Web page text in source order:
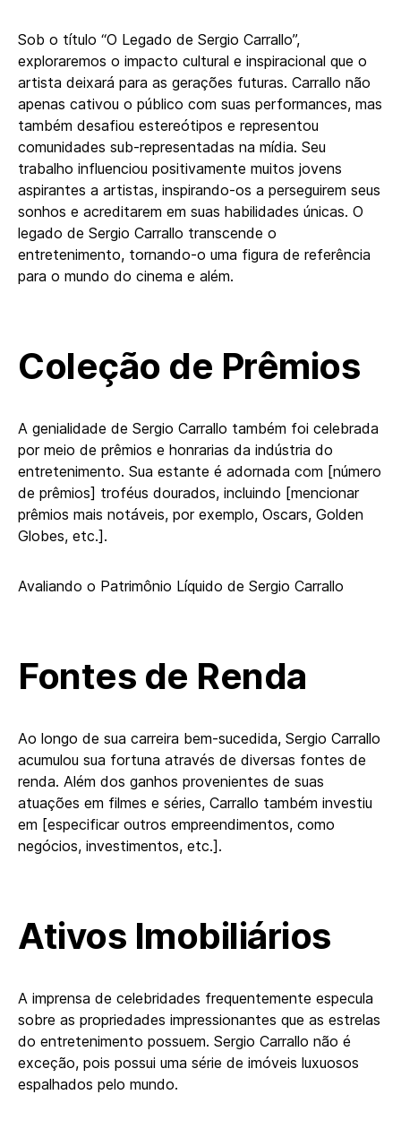
Sob o título “O Legado de Sergio Carrallo”,
exploraremos o impacto cultural e inspiracional que o
artista deixará para as gerações futuras. Carrallo não
apenas cativou o público com suas performances, mas
também desafiou estereótipos e representou
comunidades sub-representadas na mídia. Seu
trabalho influenciou positivamente muitos jovens
aspirantes a artistas, inspirando-os a perseguirem seus
sonhos e acreditarem em suas habilidades únicas. O
legado de Sergio Carrallo transcende o
entretenimento, tornando-o uma figura de referência
para o mundo do cinema e além.
Coleção de Prêmios
A genialidade de Sergio Carrallo também foi celebrada
por meio de prêmios e honrarias da indústria do
entretenimento. Sua estante é adornada com [número
de prêmios] troféus dourados, incluindo [mencionar
prêmios mais notáveis, por exemplo, Oscars, Golden
Globes, etc.].
Avaliando o Patrimônio Líquido de Sergio Carrallo
Fontes de Renda
Ao longo de sua carreira bem-sucedida, Sergio Carrallo
acumulou sua fortuna através de diversas fontes de
renda. Além dos ganhos provenientes de suas
atuações em filmes e séries, Carrallo também investiu
em [especificar outros empreendimentos, como
negócios, investimentos, etc.].
Ativos Imobiliários
A imprensa de celebridades frequentemente especula
sobre as propriedades impressionantes que as estrelas
do entretenimento possuem. Sergio Carrallo não é
exceção, pois possui uma série de imóveis luxuosos
espalhados pelo mundo.